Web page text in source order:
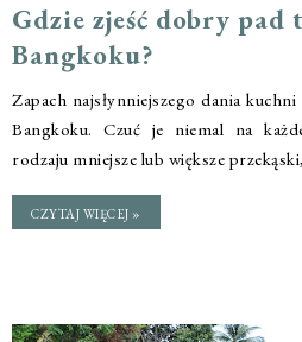
Gdzie zjeść dobry pad
Bangkoku?
Zapach najsłynniejszego dania
Bangkoku. Czuć je niemal na
rodzaju mniejsze lub większe
CZYTAJ WIĘCEJ »